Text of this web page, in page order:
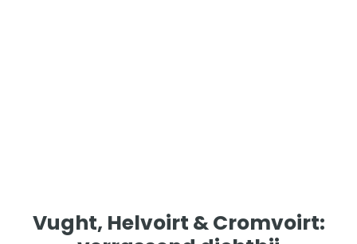
Vught, Helvoirt & Cromvoirt: